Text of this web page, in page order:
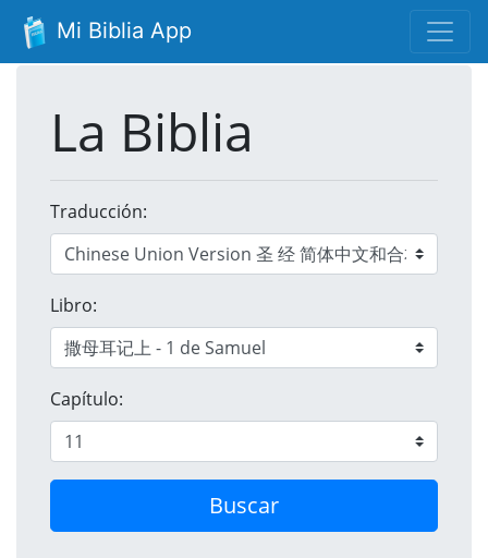
Mi Biblia App
La Biblia
Traducción:
Libro:
Capítulo:
Buscar